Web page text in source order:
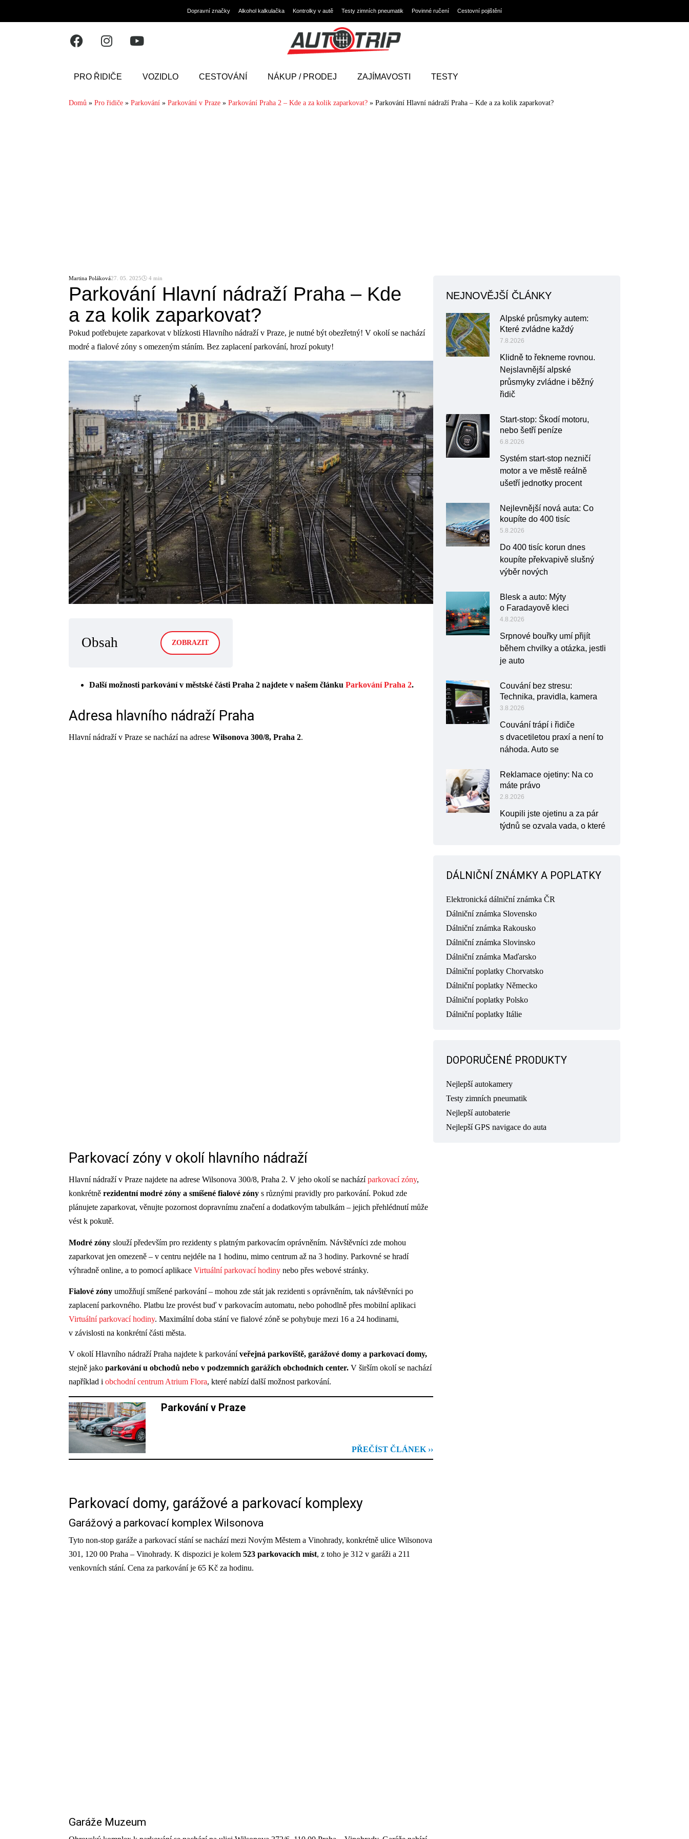
Dopravní značky Alkohol kalkulačka Kontrolky v autě Testy zimních pneumatik Povinné ručení Cestovní pojištění
PRO ŘIDIČE VOZIDLO CESTOVÁNÍ NÁKUP / PRODEJ ZAJÍMAVOSTI TESTY
Domů » Pro řidiče » Parkování » Parkování v Praze » Parkování Praha 2 – Kde a za kolik zaparkovat? » Parkování Hlavní nádraží Praha – Kde a za kolik zaparkovat?
Martina Poláková27. 05. 2025🕓 4 min
Parkování Hlavní nádraží Praha – Kde
a za kolik zaparkovat?
Pokud potřebujete zaparkovat v blízkosti Hlavního nádraží v Praze, je nutné být obezřetný! V okolí se nachází
modré a fialové zóny s omezeným stáním. Bez zaplacení parkování, hrozí pokuty!
Obsah ZOBRAZIT
Další možnosti parkování v městské části Praha 2 najdete v našem článku Parkování Praha 2.
Adresa hlavního nádraží Praha
Hlavní nádraží v Praze se nachází na adrese Wilsonova 300/8, Praha 2.
Parkovací zóny v okolí hlavního nádraží
Hlavní nádraží v Praze najdete na adrese Wilsonova 300/8, Praha 2. V jeho okolí se nacházíparkovací zóny,
konkrétně rezidentní modré zóny a smíšené fialové zóny s různými pravidly pro parkování. Pokud zde
plánujete zaparkovat, věnujte pozornost dopravnímu značení a dodatkovým tabulkám – jejich přehlédnutí může
vést k pokutě.
Modré zóny slouží především pro rezidenty s platným parkovacím oprávněním. Návštěvníci zde mohou
zaparkovat jen omezeně – v centru nejdéle na 1 hodinu, mimo centrum až na 3 hodiny. Parkovné se hradí
výhradně online, a to pomocí aplikace Virtuální parkovací hodiny nebo přes webové stránky.
Fialové zóny umožňují smíšené parkování – mohou zde stát jak rezidenti s oprávněním, tak návštěvníci po
zaplacení parkovného. Platbu lze provést buď v parkovacím automatu, nebo pohodlně přes mobilní aplikaci
Virtuální parkovací hodiny. Maximální doba stání ve fialové zóně se pohybuje mezi 16 a 24 hodinami,
v závislosti na konkrétní části města.
V okolí Hlavního nádraží Praha najdete k parkováníveřejná parkoviště, garážové domy a parkovací domy,
stejně jako parkování u obchodů nebo v podzemních garážích obchodních center. V širším okolí se nachází
například i obchodní centrum Atrium Flora, které nabízí další možnost parkování.
Parkování v Praze
PŘEČÍST ČLÁNEK ››
Parkovací domy, garážové a parkovací komplexy
Garážový a parkovací komplex Wilsonova
Tyto non-stop garáže a parkovací stání se nachází mezi Novým Městem a Vinohrady, konkrétně ulice Wilsonova
301, 120 00 Praha – Vinohrady. K dispozici je kolem 523 parkovacích míst, z toho je 312 v garáži a 211
venkovních stání. Cena za parkování je 65 Kč za hodinu.
Garáže Muzeum
NEJNOVĚJŠÍ ČLÁNKY
Alpské průsmyky autem:
Které zvládne každý
7.8.2026
Klidně to řekneme rovnou.
Nejslavnější alpské
průsmyky zvládne i běžný
řidič
Start-stop: Škodí motoru,
nebo šetří peníze
6.8.2026
Systém start-stop nezničí
motor a ve městě reálně
ušetří jednotky procent
Nejlevnější nová auta: Co
koupíte do 400 tisíc
5.8.2026
Do 400 tisíc korun dnes
koupíte překvapivě slušný
výběr nových
Blesk a auto: Mýty
o Faradayově kleci
4.8.2026
Srpnové bouřky umí přijít
během chvilky a otázka, jestli
je auto
Couvání bez stresu:
Technika, pravidla, kamera
3.8.2026
Couvání trápí i řidiče
s dvacetiletou praxí a není to
náhoda. Auto se
Reklamace ojetiny: Na co
máte právo
2.8.2026
Koupili jste ojetinu a za pár
týdnů se ozvala vada, o které
DÁLNIČNÍ ZNÁMKY A POPLATKY
Elektronická dálniční známka ČR
Dálniční známka Slovensko
Dálniční známka Rakousko
Dálniční známka Slovinsko
Dálniční známka Maďarsko
Dálniční poplatky Chorvatsko
Dálniční poplatky Německo
Dálniční poplatky Polsko
Dálniční poplatky Itálie
DOPORUČENÉ PRODUKTY
Nejlepší autokamery
Testy zimních pneumatik
Nejlepší autobaterie
Nejlepší GPS navigace do auta